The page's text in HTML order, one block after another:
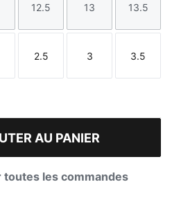
Taille
12.5
Taille
13
Taille
13.5
Taille
2.5
Taille
3
Taille
3.5
AU PANIER
les commandes